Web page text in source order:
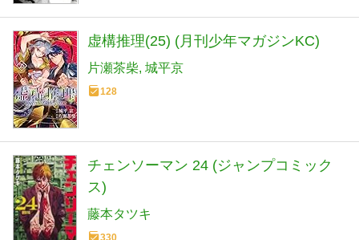
虚構推理(25) (月刊少年マガジンKC)
片瀬茶柴 城平京
128
チェンソーマン 24 (ジャンプコミック
ス)
藤本タツキ
330